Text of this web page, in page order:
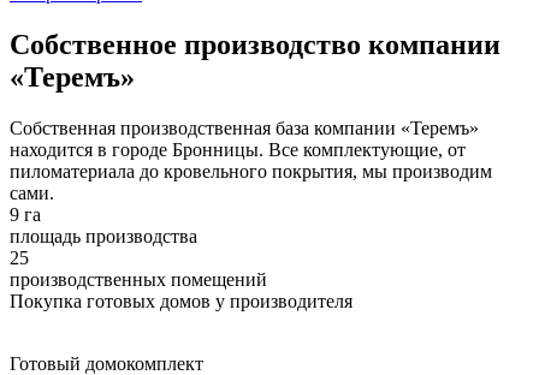
Собственное производство компании
«Теремъ»
Собственная производственная база компании «Теремъ»
находится в городе Бронницы. Все комплектующие, от
пиломатериала до кровельного покрытия, мы производим
сами.
9 га
площадь производства
25
производственных помещений
Покупка готовых домов у производителя
Готовый домокомплект